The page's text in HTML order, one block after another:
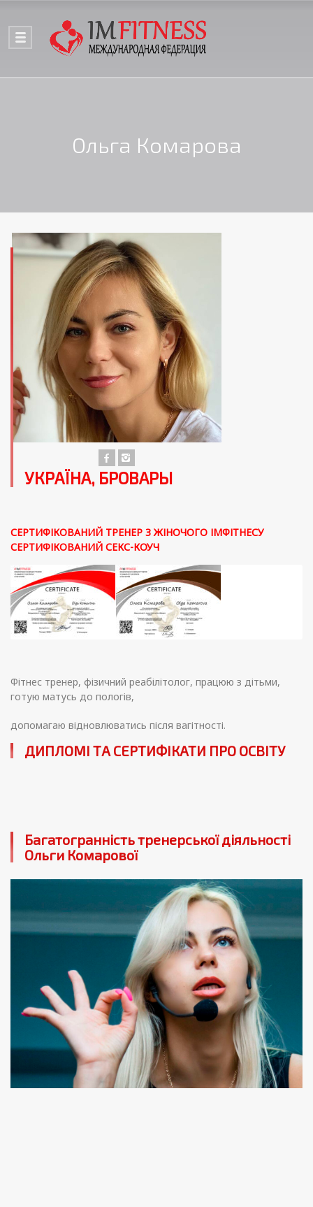
Ольга Комарова
УКРАЇНА, БРОВАРЫ
СЕРТИФІКОВАНИЙ ТРЕНЕР З ЖІНОЧОГО ІМФІТНЕСУ
СЕРТИФІКОВАНИЙ СЕКС-КОУЧ
Фітнес тренер, фізичний реабілітолог, працюю з дітьми,
готую матусь до пологів,
допомагаю відновлюватись після вагітності.
ДИПЛОМІ ТА СЕРТИФІКАТИ ПРО ОСВІТУ
Багатогранність тренерської діяльності
Ольги Комарової